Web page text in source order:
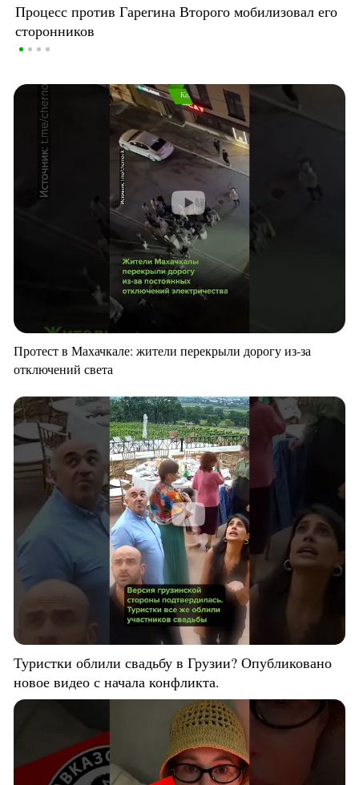
Процесс против Гарегина Второго мобилизовал его
сторонников
Протест в Махачкале: жители перекрыли дорогу из-за
отключений света
Туристки облили свадьбу в Грузии? Опубликовано
новое видео с начала конфликта.